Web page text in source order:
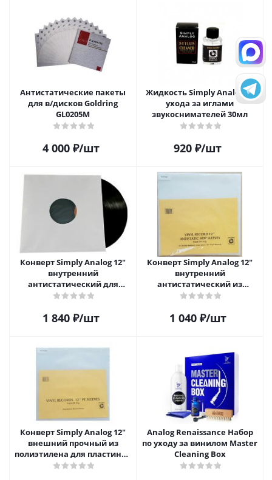
Антистатические пакеты
для в/дисков Goldring
GL0205M
4 000₽/шт
Жидкость Simply Analog д/
ухода за иглами
звукоснимателей 30мл
920 ₽/шт
Конверт Simply Analog 12"
внутренний
антистатический для
пластинок (25шт)
1 840₽/шт
Конверт Simply Analog 12"
внутренний
антистатический из
полиэтилена для пластинок
1 040₽/шт
Конверт Simply Analog 12"
внешний прочный из
полиэтилена для пластинок
(25шт)
Analog Renaissance Набор
по уходу за винилом Master
Cleaning Box